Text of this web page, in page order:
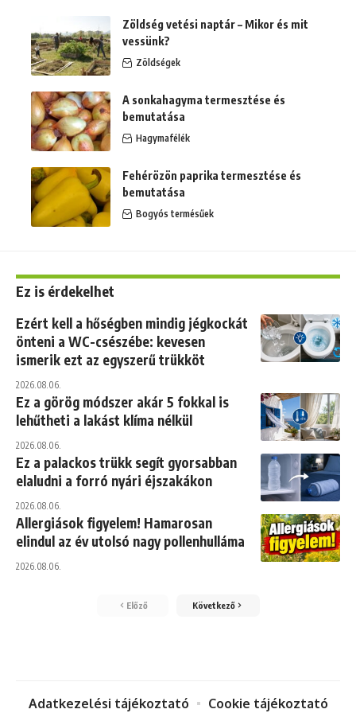
Zöldség vetési naptár – Mikor és mit
vessünk?
Zöldségek
A sonkahagyma termesztése és
bemutatása
Hagymafélék
Fehérözön paprika termesztése és
bemutatása
Bogyós termésűek
Ez is érdekelhet
Ezért kell a hőségben mindig jégkockát
önteni a WC-csészébe: kevesen
ismerik ezt az egyszerű trükköt
2026.08.06.
Ez a görög módszer akár 5 fokkal is
lehűtheti a lakást klíma nélkül
2026.08.06.
Ez a palackos trükk segít gyorsabban
elaludni a forró nyári éjszakákon
2026.08.06.
Allergiások figyelem! Hamarosan
elindul az év utolsó nagy pollenhulláma
2026.08.06.
Előző Következő
Adatkezelési tájékoztató
Cookie tájékoztató